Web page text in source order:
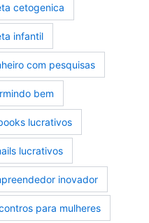
cetogenica
infantil
com pesquisas
bem
lucrativos
lucrativos
inovador
para mulheres